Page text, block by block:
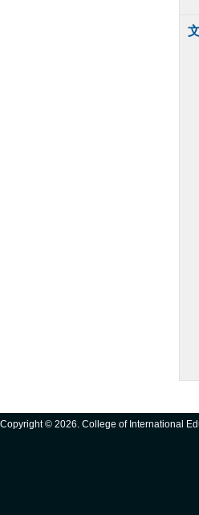
Copyright © 2026. College of International